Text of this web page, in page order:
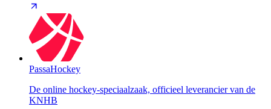
PassaHockey
De online hockey-speciaalzaak, officieel leverancier van de
KNHB